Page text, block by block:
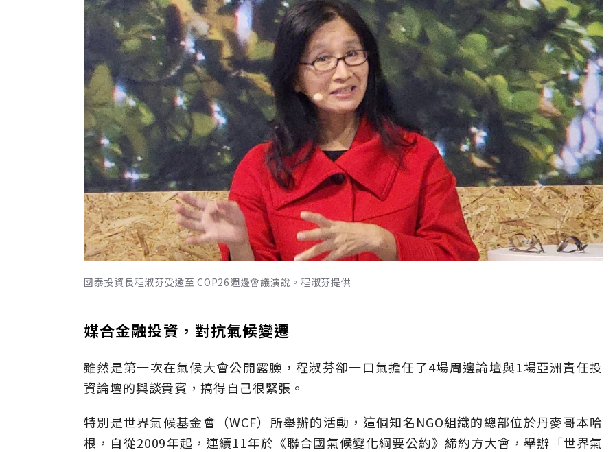
國泰投資長程淑芬受邀至 COP26週邊會議演說。程淑芬提供
媒合金融投資，對抗氣候變遷
雖然是第一次在氣候大會公開露臉，程淑芬卻一口氣擔任了4場周邊論壇與1場亞洲責任投
資論壇的與談貴賓，搞得自己很緊張。
特別是世界氣候基金會（WCF）所舉辦的活動，這個知名NGO組織的總部位於丹麥哥本哈
根，自從2009年起，連續11年於《聯合國氣候變化綱要公約》締約方大會，舉辦「世界氣